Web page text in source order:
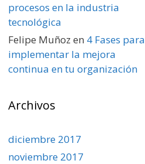
procesos en la industria
tecnológica
Felipe Muñoz en 4 Fases para
implementar la mejora
continua en tu organización
Archivos
diciembre 2017
noviembre 2017